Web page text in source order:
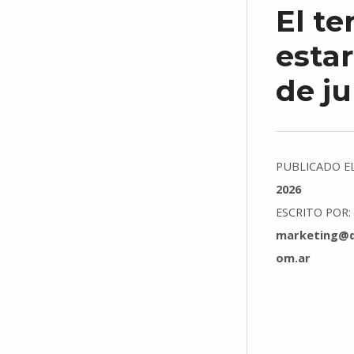
El
de
PUBLICADO
2026
ESCRITO POR:
om.ar